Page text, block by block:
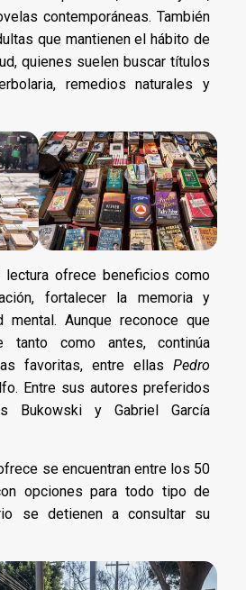
contemporáneas. También
que mantienen el hábito de
quienes suelen buscar títulos
remedios naturales y
ofrece beneficios como
fortalecer la memoria y
Aunque reconoce que
tanto como antes, continúa
favoritas, entre ellasPedro
Entre sus autores preferidos
Bukowski y Gabriel García
se encuentran entre los 50
opciones para todo tipo de
se detienen a consultar su